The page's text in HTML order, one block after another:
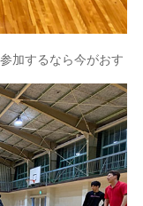
加するなら今がおす